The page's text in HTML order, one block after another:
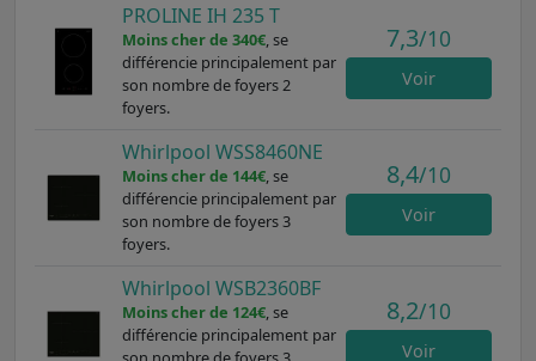
PROLINE IH 235 T
Moins cher de 340€, se
différencie principalement par
son nombre de foyers 2
foyers.
7,3/10
Voir
Whirlpool WSS8460NE
Moins cher de 144€, se
différencie principalement par
son nombre de foyers 3
foyers.
8,4/10
Voir
Whirlpool WSB2360BF
Moins cher de 124€, se
différencie principalement par
8,2/10
Voir